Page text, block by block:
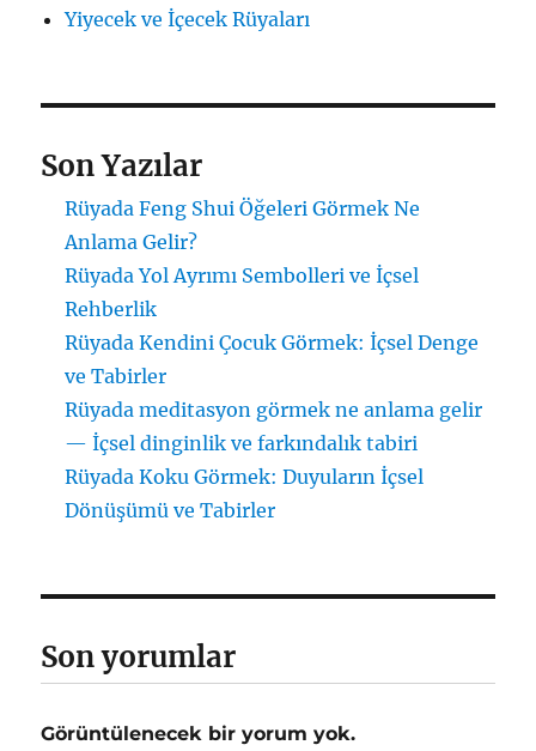
Yiyecek ve İçecek Rüyaları
Son Yazılar
Rüyada Feng Shui Öğeleri Görmek Ne
Anlama Gelir?
Rüyada Yol Ayrımı Sembolleri ve İçsel
Rehberlik
Rüyada Kendini Çocuk Görmek: İçsel Denge
ve Tabirler
Rüyada meditasyon görmek ne anlama gelir
— İçsel dinginlik ve farkındalık tabiri
Rüyada Koku Görmek: Duyuların İçsel
Dönüşümü ve Tabirler
Son yorumlar
Görüntülenecek bir yorum yok.